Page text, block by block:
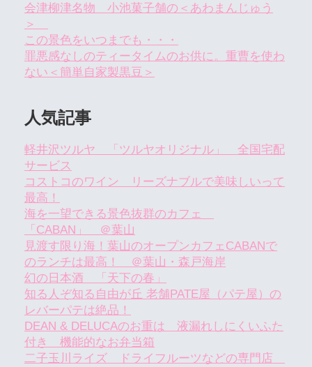
会津柳津名物 小池菓子舗の＜あわまんじゅう
＞
この景色をいつまでも・・・
罪悪感なしのティータイムのお供に。重曹を使わ
ない＜簡単自家製黒豆＞
人気記事
軽井沢ツルヤ 「ツルヤオリジナル」 全国宅配
サービス
コストコのワイン リーズナブルで美味しいって
最高！
海を一望できる景色抜群のカフェ
「CABAN」 ＠葉山
見渡す限り海！葉山のオープンカフェCABANで
のランチは最高！ ＠葉山・森戸海岸
幻の日本酒 「天下の春」
知る人ぞ知る自由が丘 老舗PATE屋（パテ屋）の
レバーパテは絶品！
DEAN & DELUCAのお重は 液漏れしにくいふた
付き 機能的なお弁当箱
二子玉川ライズ ドライフルーツなどの専門店